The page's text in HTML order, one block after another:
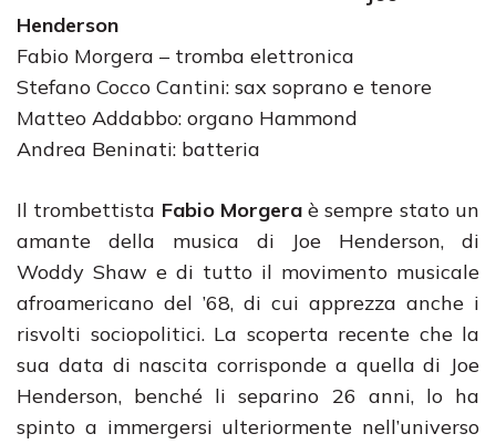
Henderson
Fabio Morgera – tromba elettronica
Stefano Cocco Cantini: sax soprano e tenore
Matteo Addabbo: organo Hammond
Andrea Beninati: batteria
Il trombettista Fabio Morgeraè sempre stato un
amante della musica di Joe Henderson, di
Woddy Shaw e di tutto il movimento musicale
afroamericano del ’68, di cui apprezza anche i
risvolti sociopolitici. La scoperta recente che la
sua data di nascita corrisponde a quella di Joe
Henderson, benché li separino 26 anni, lo ha
spinto a immergersi ulteriormente nell’universo